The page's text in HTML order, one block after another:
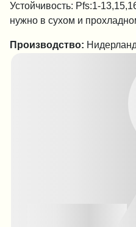
Устойчивость: Pfs:1-
нужно в сухом и
Производство: